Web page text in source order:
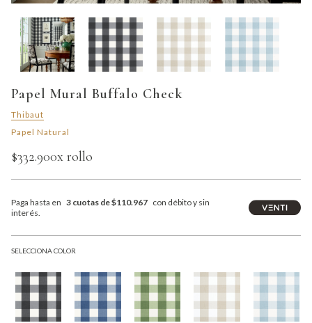
Papel Mural Buffalo Check
Thibaut
Papel Natural
$332.900x rollo
Paga hasta en 3 cuotas de $110.967 con débito y sin
interés.
SELECCIONA COLOR